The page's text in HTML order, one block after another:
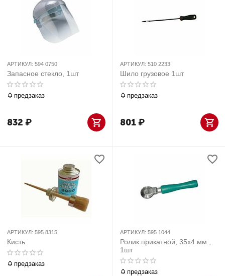
АРТИКУЛ: 594 0750
Запасное стекло, 1шт
предзаказ
832 ₽
АРТИКУЛ: 510 2233
Шило грузовое 1шт
предзаказ
801₽
АРТИКУЛ: 595 8315
Кисть
предзаказ
АРТИКУЛ: 595 1044
Ролик прикатной, 35х4 мм.,
1шт
предзаказ